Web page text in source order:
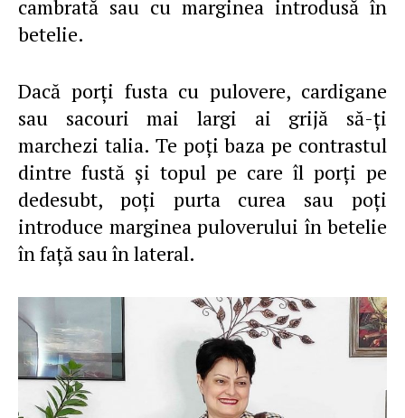
cambrată sau cu marginea introdusă în
betelie.
Dacă porţi fusta cu pulovere, cardigane
sau sacouri mai largi ai grijă să-ţi
marchezi talia. Te poţi baza pe contrastul
dintre fustă şi topul pe care îl porţi pe
dedesubt, poţi purta curea sau poţi
introduce marginea puloverului în betelie
în faţă sau în lateral.